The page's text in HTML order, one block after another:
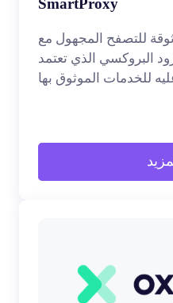
SmartProxy
للتصفح المجهول مع
البروكسي الذي تعتمد